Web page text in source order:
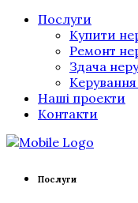
Послуги
Купити
Ремонт
Здача
Наші проекти
Контакти
Послуги